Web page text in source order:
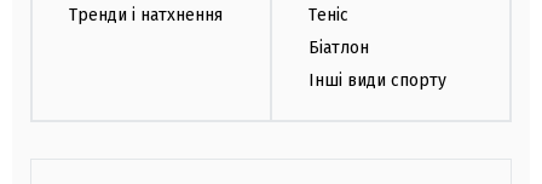
Тренди і натхнення
Теніс
Біатлон
Інші види спорту